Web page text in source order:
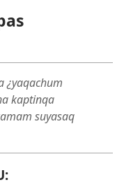
¿yaqachum
kaptinqa
suyasaq